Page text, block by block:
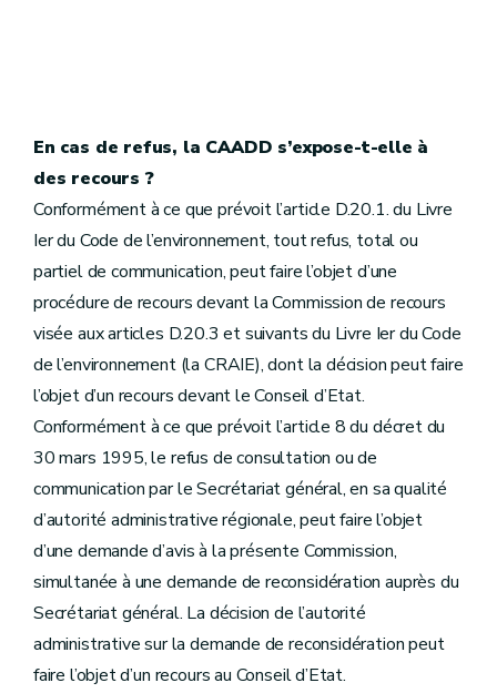
En cas de refus, la CAADD s’expose-t-elle à
des recours ?
Conformément à ce que prévoit l’article D.20.1. du Livre
Ier du Code de l’environnement, tout refus, total ou
partiel de communication, peut faire l’objet d’une
procédure de recours devant la Commission de recours
visée aux articles D.20.3 et suivants du Livre Ier du Code
de l’environnement (la CRAIE), dont la décision peut faire
l’objet d’un recours devant le Conseil d’Etat.
Conformément à ce que prévoit l’article 8 du décret du
30 mars 1995, le refus de consultation ou de
communication par le Secrétariat général, en sa qualité
d’autorité administrative régionale, peut faire l’objet
d’une demande d’avis à la présente Commission,
simultanée à une demande de reconsidération auprès du
Secrétariat général. La décision de l’autorité
administrative sur la demande de reconsidération peut
faire l’objet d’un recours au Conseil d’Etat.